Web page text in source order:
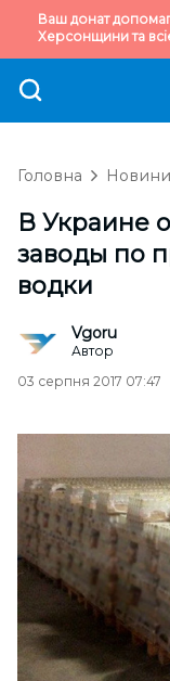
Ваш донат
Херсонщини та
Головна Новини
В Украине
заводы по
водки
Vgoru
Автор
03 серпня 2017 07:47